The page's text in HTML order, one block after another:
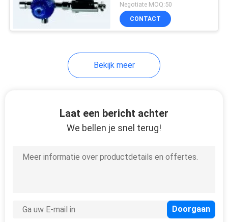
Negotiate MOQ:50
CONTACT
Bekijk meer
Laat een bericht achter
We bellen je snel terug!